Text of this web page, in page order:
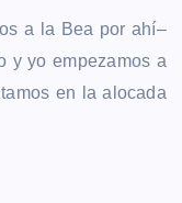
a la Bea por ahí–
y yo empezamos a
en la alocada